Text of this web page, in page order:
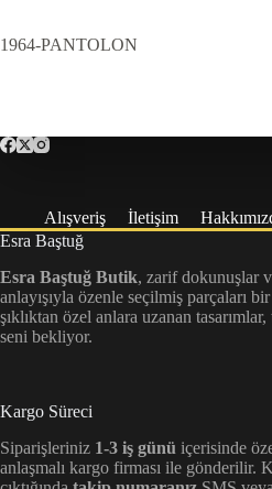
1964-PANTOLON
Alışveriş İletişim
Esra Baştuğ
Esra Baştuğ Butik, zarif dokunuşlar
anlayışıyla özenle seçilmiş parçaları
şıklıktan özel anlara uzanan tasarımlar,
seni bekliyor.
Kargo Süreci
Siparişleriniz 1-3 iş günü içerisinde
anlaşmalı kargo firması ile gönderilir.